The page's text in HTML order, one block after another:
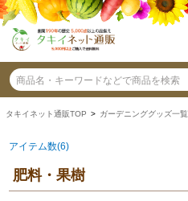
タキイネット通販TOP > ガーデニンググッズ一覧
アイテム数(6)
肥料・果樹